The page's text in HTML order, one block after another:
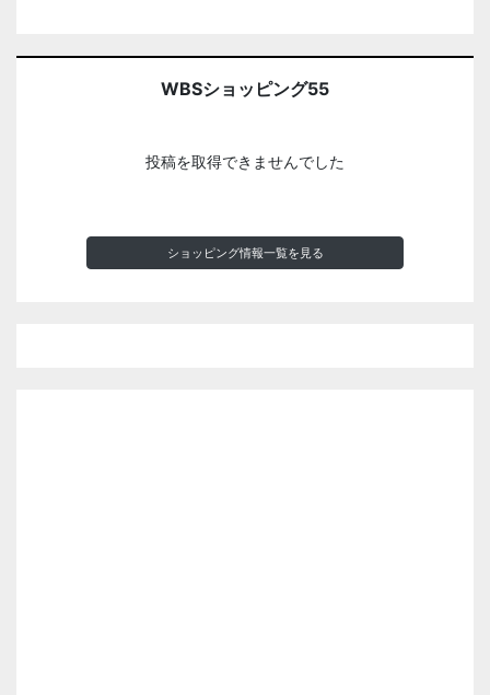
WBSショッピング55
投稿を取得できませんでした
ショッピング情報一覧を見る